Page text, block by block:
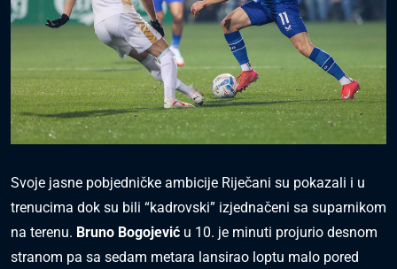
Svoje jasne pobjedničke ambicije Riječani su pokazali i u
trenucima dok su bili “kadrovski” izjednačeni sa suparnikom
na terenu. Bruno Bogojević u 10. je minuti projurio desnom
stranom pa sa sedam metara lansirao loptu malo pored